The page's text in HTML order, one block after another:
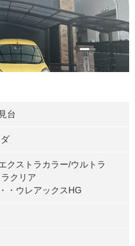
台
クストラカラー/ウルトラ
クリア
・ウレアックスHG